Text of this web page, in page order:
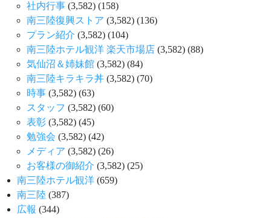
社内行事 (3,582) (158)
南三陸復興ストア (3,582) (136)
プラン紹介 (3,582) (104)
南三陸ホテル観洋 楽天市場店 (3,582) (88)
気仙沼＆姉妹館 (3,582) (84)
南三陸キラキラ丼 (3,582) (70)
時事 (3,582) (63)
スタッフ (3,582) (60)
表彰 (3,582) (45)
勉強会 (3,582) (42)
メディア (3,582) (26)
お客様の御紹介 (3,582) (25)
南三陸ホテル観洋 (659)
南三陸 (387)
広報 (344)